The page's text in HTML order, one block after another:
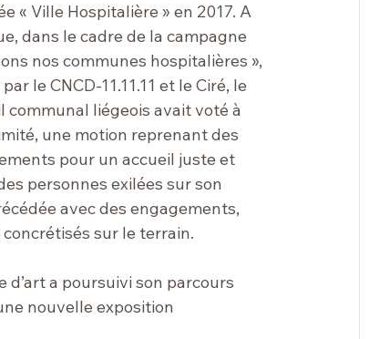
« Ville Hospitalière » en 2017. A
dans le cadre de la campagne
nos communes hospitalières »,
le CNCD-11.11.11 et le Ciré, le
communal liégeois avait voté à
une motion reprenant des
pour un accueil juste et
personnes exilées sur son
avec des engagements,
sur le terrain.
a poursuivi son parcours
nouvelle exposition